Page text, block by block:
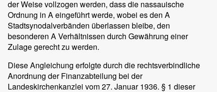
der Weise vollzogen werden, dass die nassauische
Ordnung in A eingeführt werde, wobei es den A
Stadtsynodalverbänden überlassen bleibe, den
besonderen A Verhältnissen durch Gewährung einer
Zulage gerecht zu werden.
Diese Angleichung erfolgte durch die rechtsverbindliche
Anordnung der Finanzabteilung bei der
Landeskirchenkanzlei vom 27. Januar 1936. § 1 dieser